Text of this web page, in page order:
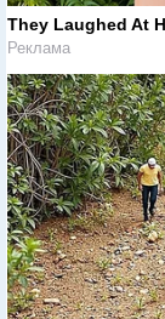
They Laughed At
Реклама